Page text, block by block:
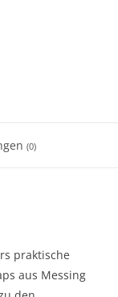
(0)
praktische
aus Messing